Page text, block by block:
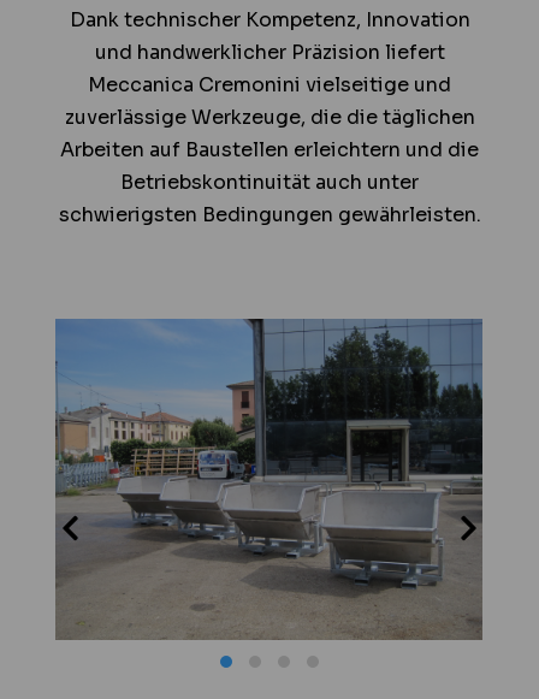
Dank technischer Kompetenz, Innovation
und handwerklicher Präzision liefert
Meccanica Cremonini vielseitige und
zuverlässige Werkzeuge, die die täglichen
Arbeiten auf Baustellen erleichtern und die
Betriebskontinuität auch unter
schwierigsten Bedingungen gewährleisten.